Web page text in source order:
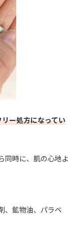
ー処方になってい
同時に、肌の心地よ
、鉱物油、パラベ